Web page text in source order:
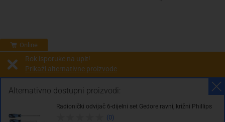
Online
Alternativno dostupni proizvodi:
Radionički odvijač 6-dijelni set Gedore ravni, križni Phillips
(0)
Rok isporuke na upit!
Prikaži alternativne proizvode
Prodaja i slanje od: Architektengruppe S71 d.o.o.
205.00 KM